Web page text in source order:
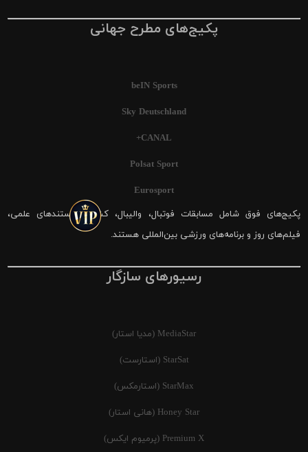
پکیج‌های مطرح جهانی
beIN Sports
Sky Deutschland
CANAL+
Polsat Sport
Eurosport
پکیج‌های فوق شامل مسابقات فوتبال، والیبال، کشتی، مستندهای علمی،
فیلم‌های روز و برنامه‌های ورزشی بین‌المللی هستند.
رسیورهای سازگار
MediaStar (مدیا استار)
StarSat (استارست)
StarMax (استارمکس)
Honey Star (هانی استار)
Premium X (پرمیوم ایکس)